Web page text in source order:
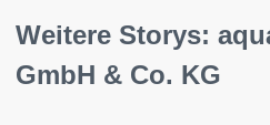
Weitere Storys:
GmbH & Co. KG